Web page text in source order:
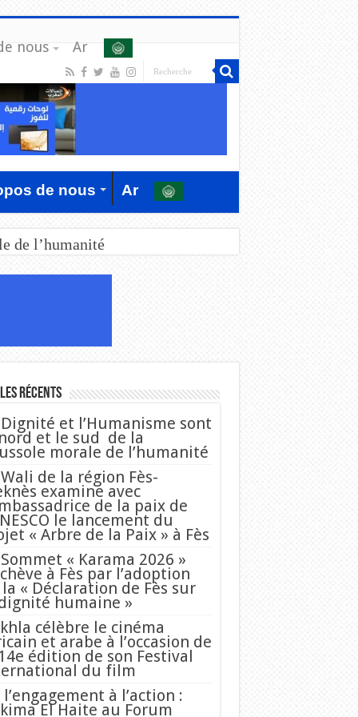
nous Ar
de nous Ar
de l’humanité
Récents
Dignité et l’Humanisme sont
et le sud de la
morale de l’humanité
Wali de la région Fès-
examine avec
de la paix de
le lancement du
« Arbre de la Paix » à Fès
« Karama 2026 »
à Fès par l’adoption
« Déclaration de Fès sur
humaine »
célèbre le cinéma
et arabe à l’occasion de
édition de son Festival
du film
l’engagement à l’action :
El Haite au Forum